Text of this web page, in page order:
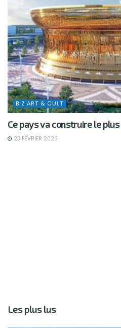
BIZ'ART & CULT
Ce pays va construire le
23 FÉVRIER 2026
Les plus lus